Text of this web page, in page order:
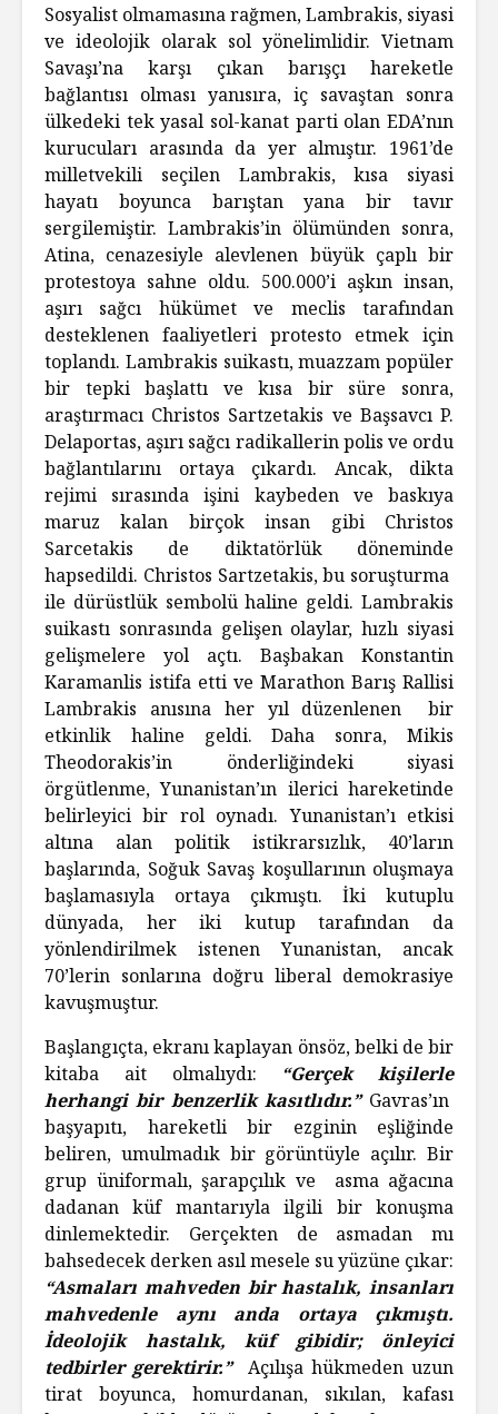
Sosyalist olmamasına rağmen, Lambrakis, siyasi
ve ideolojik olarak sol yönelimlidir. Vietnam
Savaşı’na karşı çıkan barışçı hareketle
bağlantısı olması yanısıra, iç savaştan sonra
ülkedeki tek yasal sol-kanat parti olan EDA’nın
kurucuları arasında da yer almıştır. 1961’de
milletvekili seçilen Lambrakis, kısa siyasi
hayatı boyunca barıştan yana bir tavır
sergilemiştir. Lambrakis’in ölümünden sonra,
Atina, cenazesiyle alevlenen büyük çaplı bir
protestoya sahne oldu. 500.000’i aşkın insan,
aşırı sağcı hükümet ve meclis tarafından
desteklenen faaliyetleri protesto etmek için
toplandı. Lambrakis suikastı, muazzam popüler
bir tepki başlattı ve kısa bir süre sonra,
araştırmacı Christos Sartzetakis ve Başsavcı P.
Delaportas, aşırı sağcı radikallerin polis ve ordu
bağlantılarını ortaya çıkardı. Ancak, dikta
rejimi sırasında işini kaybeden ve baskıya
maruz kalan birçok insan gibi Christos
Sarcetakis de diktatörlük döneminde
hapsedildi. Christos Sartzetakis, bu soruşturma
ile dürüstlük sembolü haline geldi. Lambrakis
suikastı sonrasında gelişen olaylar, hızlı siyasi
gelişmelere yol açtı. Başbakan Konstantin
Karamanlis istifa etti ve Marathon Barış Rallisi
Lambrakis anısına her yıl düzenlenen bir
etkinlik haline geldi. Daha sonra, Mikis
Theodorakis’in önderliğindeki siyasi
örgütlenme, Yunanistan’ın ilerici hareketinde
belirleyici bir rol oynadı. Yunanistan’ı etkisi
altına alan politik istikrarsızlık, 40’ların
başlarında, Soğuk Savaş koşullarının oluşmaya
başlamasıyla ortaya çıkmıştı. İki kutuplu
dünyada, her iki kutup tarafından da
yönlendirilmek istenen Yunanistan, ancak
70’lerin sonlarına doğru liberal demokrasiye
kavuşmuştur.
Başlangıçta, ekranı kaplayan önsöz, belki de bir
kitaba ait olmalıydı:
“Gerçek kişilerle
herhangi bir benzerlik kasıtlıdır.” Gavras’ın
başyapıtı, hareketli bir ezginin eşliğinde
beliren, umulmadık bir görüntüyle açılır. Bir
grup üniformalı, şarapçılık ve asma ağacına
dadanan küf mantarıyla ilgili bir konuşma
dinlemektedir. Gerçekten de asmadan mı
bahsedecek derken asıl mesele su yüzüne çıkar:
“Asmaları mahveden bir hastalık, insanları
mahvedenle aynı anda ortaya çıkmıştı.
İdeolojik hastalık, küf gibidir; önleyici
tedbirler gerektirir.”Açılışa hükmeden uzun
tirat boyunca, homurdanan, sıkılan, kafası